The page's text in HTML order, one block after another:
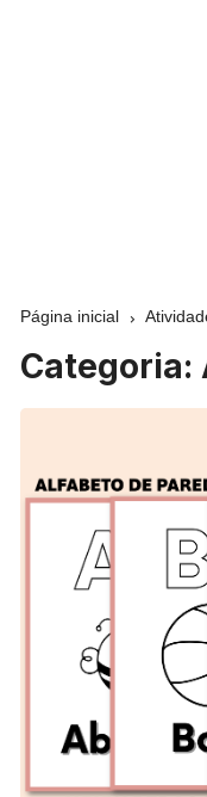
Página inicial
Categoria: